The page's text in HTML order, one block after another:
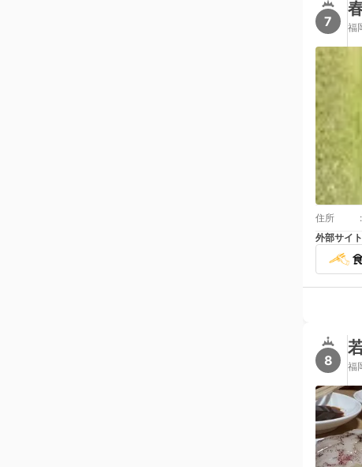
7 福
住所 :
外部サイ
8 福